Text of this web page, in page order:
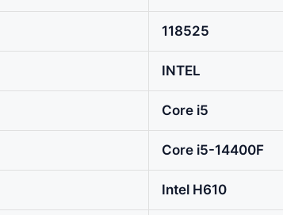
118525
INTEL
Core i5
Core i5-14400F
Intel H610